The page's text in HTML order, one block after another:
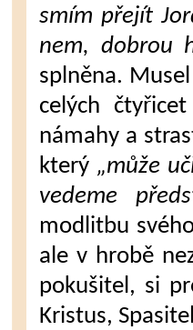
smím přejít
nem, dobrou
splněna.
celých
námahy a
který „může
vedeme
modlitbu
ale v hrobě
pokušitel, si
Kristus,